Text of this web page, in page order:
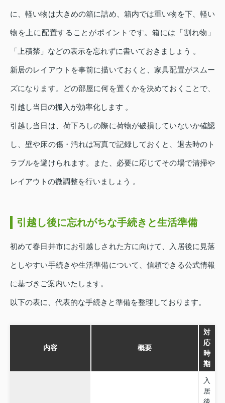
に、軽い物は大きめの箱に詰め、箱内では重い物を下、軽い
物を上に配置することがポイントです。箱には「割れ物」
「上積禁」などの表示を忘れずに書いておきましょう 。
新居のレイアウトを事前に描いておくと、家具配置がスムー
ズになります。どの部屋に何を置くかを決めておくことで、
引越し当日の搬入が効率化します 。
引越し当日は、荷下ろしの際に荷物が破損していないか確認
し、壁や床の傷・汚れは写真で記録しておくと、退去時のト
ラブルを避けられます。また、必要に応じてその場で清掃や
レイアウトの微調整を行いましょう 。
引越し後に忘れがちな手続きと生活準備
初めて春日井市にお引越しされた方に向けて、入居後に見落
としやすい手続きや生活準備について、信頼できる公式情報
に基づきご案内いたします。
以下の表に、代表的な手続きと準備を整理しております。
内容 概要
対
応
時
期
入
居
後